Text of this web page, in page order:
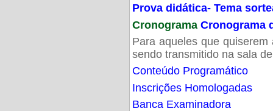
Prova didática- Tema
Cronograma Cronograma
Para aqueles que
sendo transmitido na sala
Conteúdo Programático
Inscrições Homologadas
Banca Examinadora